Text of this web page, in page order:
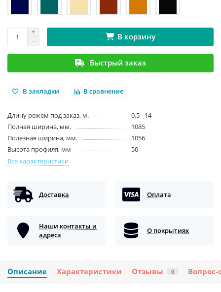
В корзину
Быстрый заказ
В закладки В сравнение
Длину режем под заказ, м.
0,5 - 14
Полная ширина, мм.
1085
Полезная ширина, мм.
1056
Высота профиля, мм
50
Все характеристики
Доставка Оплата
Наши контакты и
адреса
О покрытиях
Описание Характеристики Отзывы 0 Вопрос-